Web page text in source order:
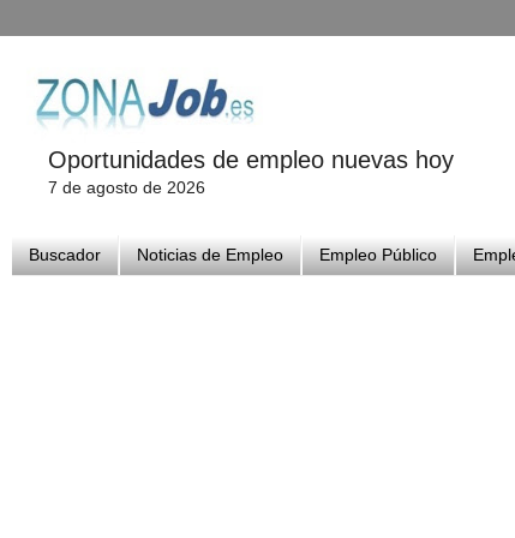
Oportunidades de empleo nuevas hoy
7 de agosto de 2026
Buscador Noticias de Empleo Empleo Público